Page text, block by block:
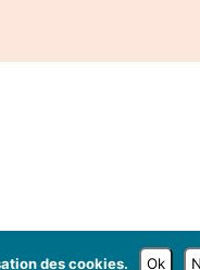
des cookies. Ok